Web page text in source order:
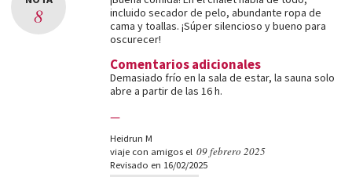
8
incluido secador de pelo, abundante ropa de
cama y toallas. ¡Súper silencioso y bueno para
oscurecer!
Comentarios adicionales
Demasiado frío en la sala de estar, la sauna solo
abre a partir de las 16 h.
—
Heidrun M
viaje con amigos el 09 febrero 2025
Revisado en 16/02/2025